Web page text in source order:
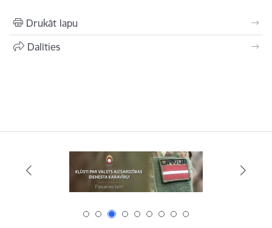
Drukāt lapu
Dalīties